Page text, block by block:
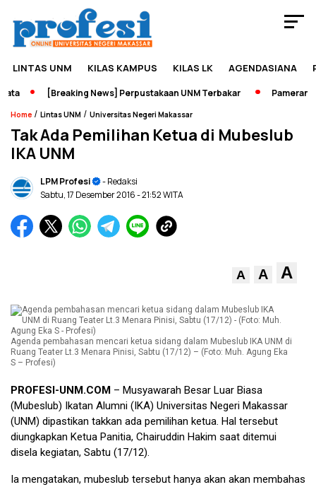
LINTAS UNM KILAS KAMPUS KILAS LK AGENDASIANA
[Breaking News] Perpustakaan UNM Terbakar Pameran
Home / Lintas UNM / Universitas Negeri Makassar
Tak Ada Pemilihan Ketua di Mubeslub
IKA UNM
LPM Profesi
- Redaksi
Sabtu, 17 Desember 2016- 21:52 WITA
A A A
Agenda pembahasan mencari ketua sidang dalam Mubeslub IKA UNM di
Ruang Teater Lt.3 Menara Pinisi, Sabtu (17/12) – (Foto: Muh. Agung Eka
S – Profesi)
PROFESI-UNM.COM – Musyawarah Besar Luar Biasa
(Mubeslub) Ikatan Alumni (IKA) Universitas Negeri Makassar
(UNM) dipastikan takkan ada pemilihan ketua. Hal tersebut
diungkapkan Ketua Panitia, Chairuddin Hakim saat ditemui
disela kegiatan, Sabtu (17/12).
Ia mengatakan, mubeslub tersebut hanya akan akan membahas